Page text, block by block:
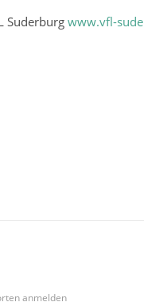
Suderburg www.vfl-
anmelden